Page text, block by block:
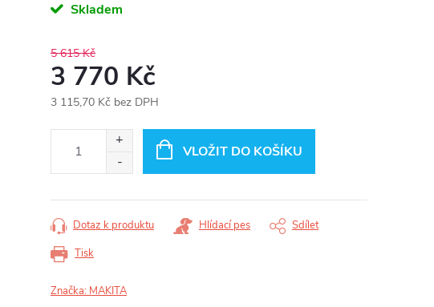
Skladem
5 615 Kč
3 770 Kč
3 115,70 Kč bez DPH
VLOŽIT DO KOŠÍKU
Tisk
Dotaz k produktu Hlídací pes Sdílet
Značka: MAKITA